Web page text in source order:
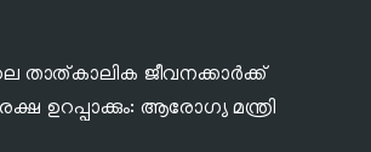
താത്കാലിക ജീവനക്കാർക്ക്
ഉറപ്പാക്കും: ആരോഗ്യ മന്ത്രി